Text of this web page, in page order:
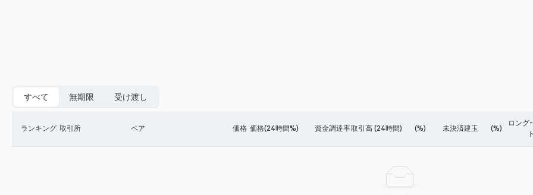
すべて 無期限 受け渡し
ランキング 取引所 ペア 価格 価格(24時間%) 資金調達率取引高 (24時間) (%) 未決済建玉 (%)
ロング